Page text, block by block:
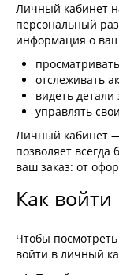
Личный кабинет
персональный
информация о
отслеживать
видеть детали
управлять
Личный кабинет
позволяет всегда
ваш заказ: от
Как
Чтобы
войти в личный